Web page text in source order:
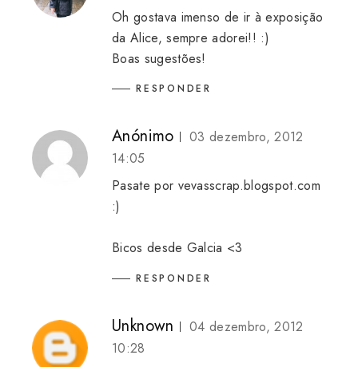
Oh gostava imenso de ir à exposição
da Alice, sempre adorei!! :)
Boas sugestões!
RESPONDER
Anónimo
03 dezembro, 2012
14:05
Pasate por vevasscrap.blogspot.com
:)
Bicos desde Galcia <3
RESPONDER
Unknown
04 dezembro, 2012
10:28